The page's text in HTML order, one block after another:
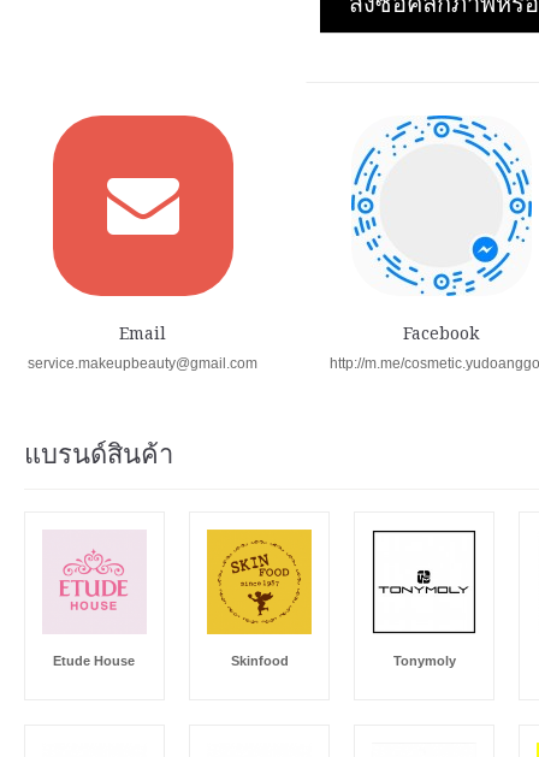
Email
service.makeupbeauty@gmail.com
Facebook
http://m.me/
แบรนด์สินค้า
Etude House Skinfood Tonymoly